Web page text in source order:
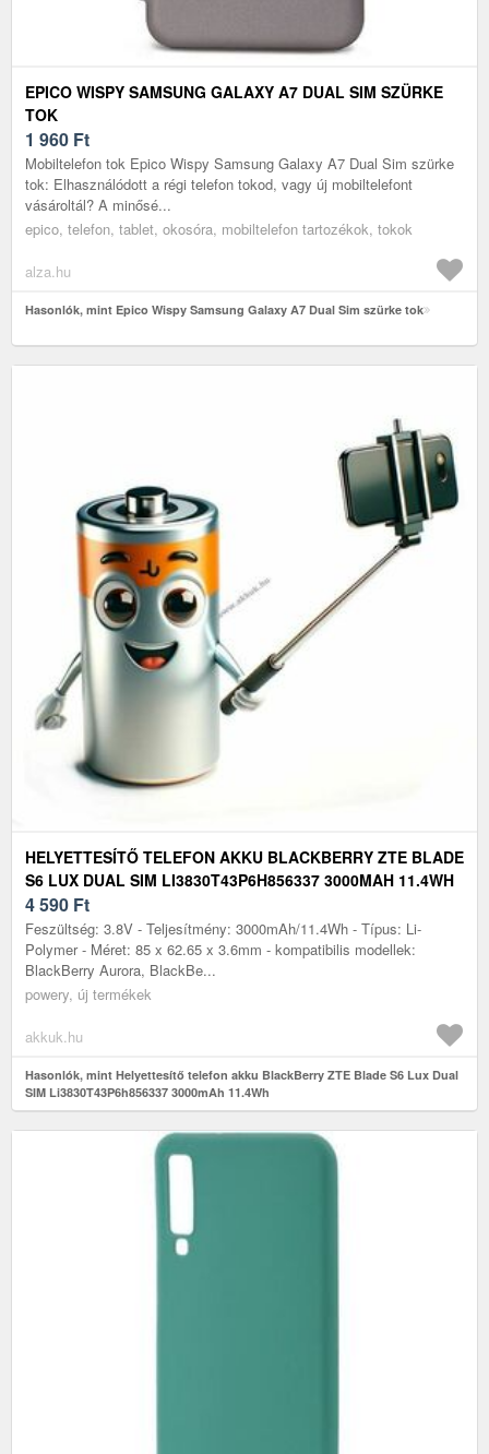
EPICO WISPY SAMSUNG GALAXY A7 DUAL SIM SZÜRKE
TOK
1 960 Ft
Mobiltelefon tok Epico Wispy Samsung Galaxy A7 Dual Sim szürke
tok: Elhasználódott a régi telefon tokod, vagy új mobiltelefont
vásároltál? A minősé...
epico, telefon, tablet, okosóra, mobiltelefon tartozékok, tokok
alza.hu
Hasonlók, mint Epico Wispy Samsung Galaxy A7 Dual Sim szürke tok
HELYETTESÍTŐ TELEFON AKKU BLACKBERRY ZTE BLADE
S6 LUX DUAL SIM LI3830T43P6H856337 3000MAH 11.4WH
4 590 Ft
Feszültség: 3.8V - Teljesítmény: 3000mAh/11.4Wh - Típus: Li-
Polymer - Méret: 85 x 62.65 x 3.6mm - kompatibilis modellek:
BlackBerry Aurora, BlackBe...
powery, új termékek
akkuk.hu
Hasonlók, mint Helyettesítő telefon akku BlackBerry ZTE Blade S6 Lux Dual
SIM Li3830T43P6h856337 3000mAh 11.4Wh